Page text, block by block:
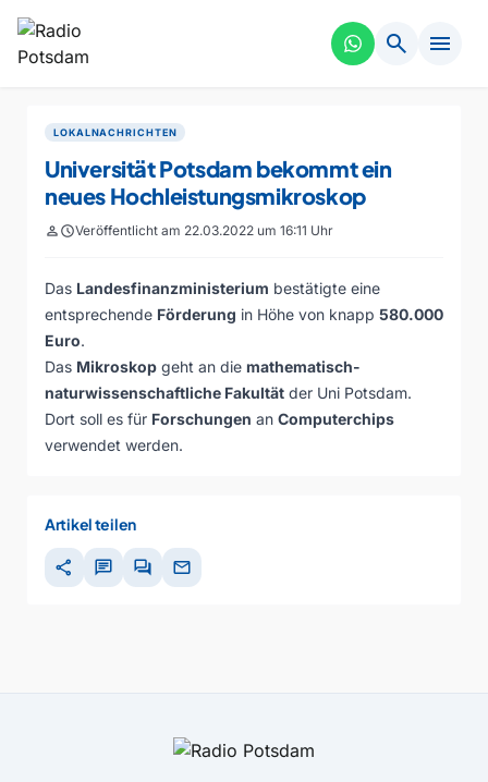
search menu
LOKALNACHRICHTEN
Universität Potsdam bekommt ein
neues Hochleistungsmikroskop
personscheduleVeröffentlicht am 22.03.2022 um 16:11 Uhr
Das Landesfinanzministerium bestätigte eine
entsprechende Förderung in Höhe von knapp 580.000
Euro.
Das Mikroskop geht an die mathematisch-
naturwissenschaftliche Fakultät der Uni Potsdam.
Dort soll es für Forschungen an Computerchips
verwendet werden.
Artikel teilen
share chat forum mail